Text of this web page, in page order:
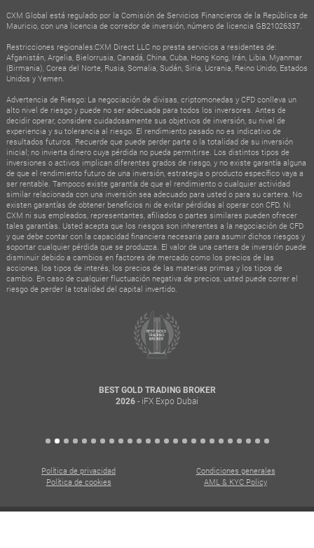
CXM Global está regulado por la Comisión de Servicios Financieros de la República de
Mauricio, con una licencia de corredor de inversión, número de licencia GB21026337.
Restricciones regionales:CXM Direct LLC no presta servicios a residentes de:
Afganistán, Argelia, Bielorrusia, Canadá, China, Cuba, Hong Kong, Irán, Libia, Myanmar
(Birmania), Corea del Norte, Rusia, Somalia, Sudán, Siria, Ucrania, Reino Unido, Estados
Unidos y Yemen.
Advertencia de Riesgo: La negociación de divisas, criptomonedas y CFD conlleva un
alto nivel de riesgo y puede no ser adecuada para todos los inversores. Antes de
decidir operar, considere cuidadosamente sus objetivos de inversión, su nivel de
experiencia y su tolerancia al riesgo. El rendimiento pasado no es indicativo de
resultados futuros. Recuerde que puede perder parte o la totalidad de su inversión
inicial; no invierta dinero cuya pérdida no pueda permitirse. Los distintos tipos de
inversiones o activos implican diferentes grados de riesgo, y no existe garantía alguna
de que el rendimiento futuro de una inversión, estrategia o producto específico vaya a
ser rentable. Tampoco existe garantía de que el rendimiento o cualquier actividad
similar relacionada con una inversión sea adecuado para usted o para su cartera. No
existen garantías de obtener beneficios ni de evitar pérdidas al operar con CFD. Ni
CXM ni sus empleados, representantes, afiliados o partes similares pueden ofrecer
tales garantías. Usted acepta que los riesgos son inherentes a la negociación de CFD
y que debe contar con la capacidad financiera necesaria para asumir dichos riesgos y
soportar cualquier pérdida que se produzca. El valor de una cartera de inversión puede
disminuir debido a cambios en factores de mercado como los precios de las
acciones, los tipos de interés, los precios de las materias primas y los tipos de
cambio. En caso de cualquier fluctuación negativa de precios, usted puede correr el
riesgo de perder la totalidad del capital invertido.
BEST GOLD TRADING BROKER
2026 - iFX Expo Dubai
Política de privacidad
Condiciones generales
Política de cookies
AML & KYC Policy